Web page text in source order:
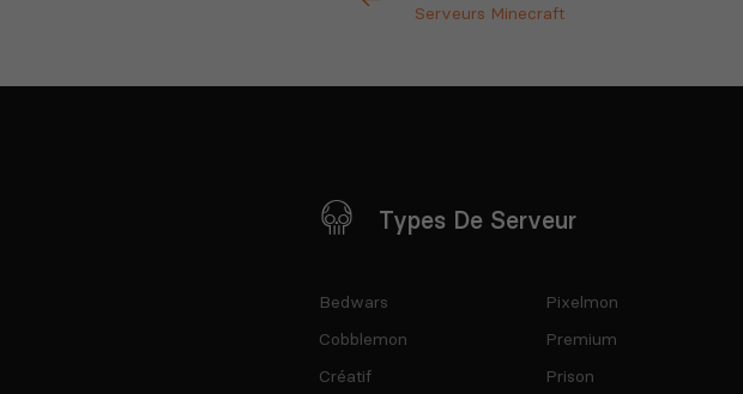
Serveurs Minecraft
Types De Serveur
Bedwars
Cobblemon
Créatif
Pixelmon
Premium
Prison